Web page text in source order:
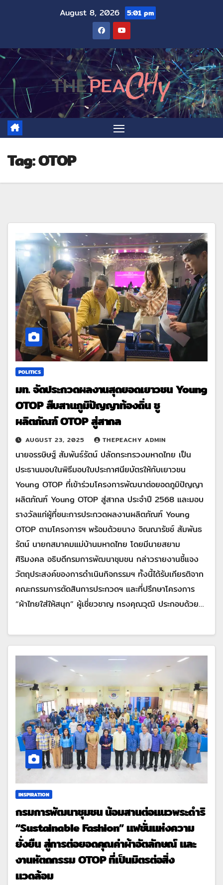
August 8, 2026 5:01 pm
Tag:OTOP
POLITICS
มท. จัดประกวดผลงานสุดยอดเยาวชน Young
OTOP สืบสานภูมิปัญญาท้องถิ่น ชู
ผลิตภัณฑ์ OTOP สู่สากล
AUGUST 23, 2025 THEPEACHY ADMIN
นายอรรษิษฐ์ สัมพันธ์รัตน์ ปลัดกระทรวงมหาดไทย เป็น
ประธานมอบในพิธีมอบใบประกาศนียบัตรให้กับเยาวชน
Young OTOP ที่เข้าร่วมโครงการพัฒนาต่อยอดภูมิปัญญา
ผลิตภัณฑ์ Young OTOP สู่สากล ประจำปี 2568 และมอบ
รางวัลแก่ผู้ที่ชนะการประกวดผลงานผลิตภัณฑ์ Young
OTOP ตามโครงการฯ พร้อมด้วยนาง จิณณารัชช์ สัมพันธ
รัตน์ นายกสมาคมแม่บ้านมหาดไทย โดยมีนายสยาม
ศิริมงคล อธิบดีกรมการพัฒนาชุมชน กล่าวรายงานชี้แจง
วัตถุประสงค์ของการดำเนินกิจกรรมฯ ทั้งนี้ได้รับเกียรติจาก
คณะกรรมการตัดสินการประกวดฯ และที่ปรึกษาโครงการ
“ผ้าไทยใส่ให้สนุก” ผู้เชี่ยวชาญ ทรงคุณวุฒิ ประกอบด้วย…
INSPIRATION
กรมการพัฒนาชุมชน น้อมสานต่อแนวพระดำริ
“Sustainable Fashion” แฟชั่นแห่งความ
ยั่งยืน สู่การต่อยอดคุณค่าผ้าอัตลักษณ์ และ
งานหัตถกรรม OTOP ที่เป็นมิตรต่อสิ่ง
แวดล้อม